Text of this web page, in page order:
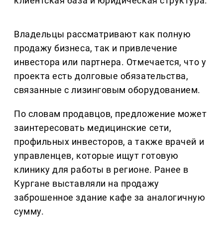
Владельцы рассматривают как полную
продажу бизнеса, так и привлечение
инвестора или партнера. Отмечается, что у
проекта есть долговые обязательства,
связанные с лизинговым оборудованием.
По словам продавцов, предложение может
заинтересовать медицинские сети,
профильных инвесторов, а также врачей и
управленцев, которые ищут готовую
клинику для работы в регионе. Ранее в
Кургане выставляли на продажу
заброшенное здание кафе за аналогичную
сумму.